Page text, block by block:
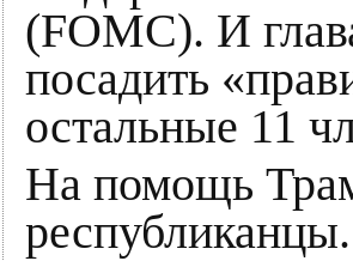
(FOMC). И
посадить
остальные 11
На помощь
республиканцы.